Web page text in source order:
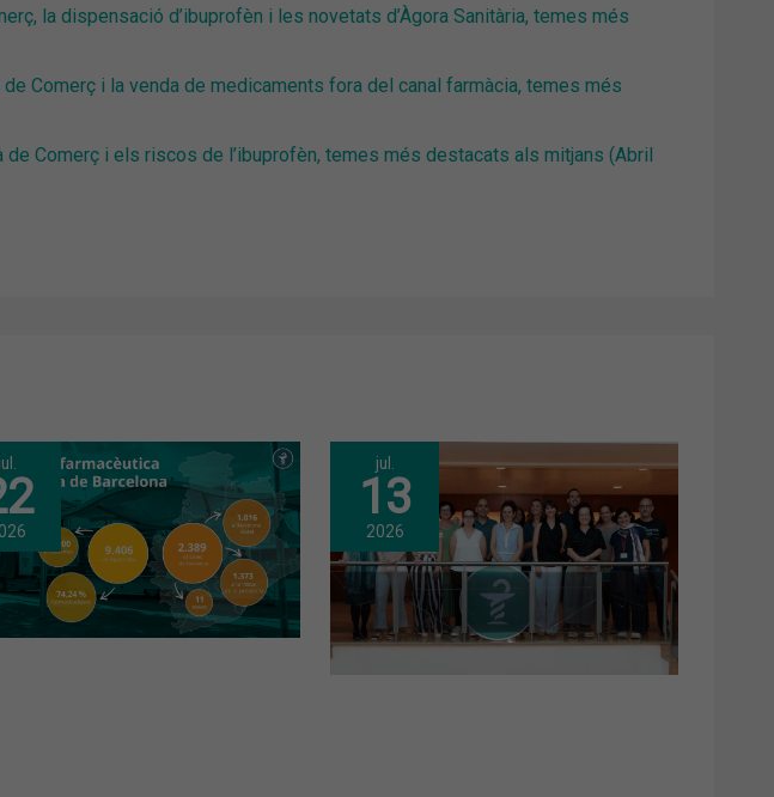
la dispensació d’ibuprofèn i les novetats d’Àgora Sanitària, temes més
Comerç i la venda de medicaments fora del canal farmàcia, temes més
de Comerç i els riscos de l’ibuprofèn, temes més destacats als mitjans (Abril
jul. jul.
13
2026